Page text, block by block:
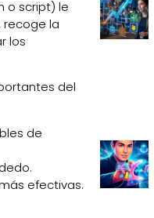
o script) le
recoge la
los
del
de
efectivas.